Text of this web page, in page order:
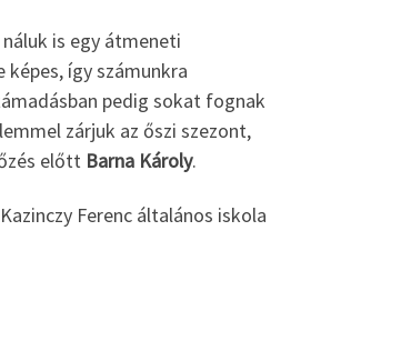
is egy átmeneti
így számunkra
pedig sokat fognak
zárjuk az őszi szezont,
előtt Barna Károly.
Ferenc általános iskola